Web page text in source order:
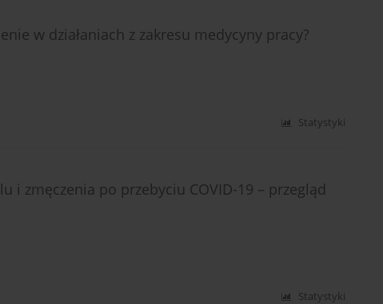
w działaniach z zakresu medycyny pracy?
Statystyki
i zmęczenia po przebyciu COVID-19 – przegląd
Statystyki